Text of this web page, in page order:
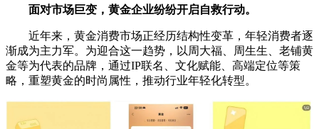
面对市场巨变，黄金企业纷纷开启自救行动。
近年来，黄金消费市场正经历结构性变革，年轻消费者逐
渐成为主力军。为迎合这一趋势，以周大福、周生生、老铺黄
金等为代表的品牌，通过IP联名、文化赋能、高端定位等策
略，重塑黄金的时尚属性，推动行业年轻化转型。